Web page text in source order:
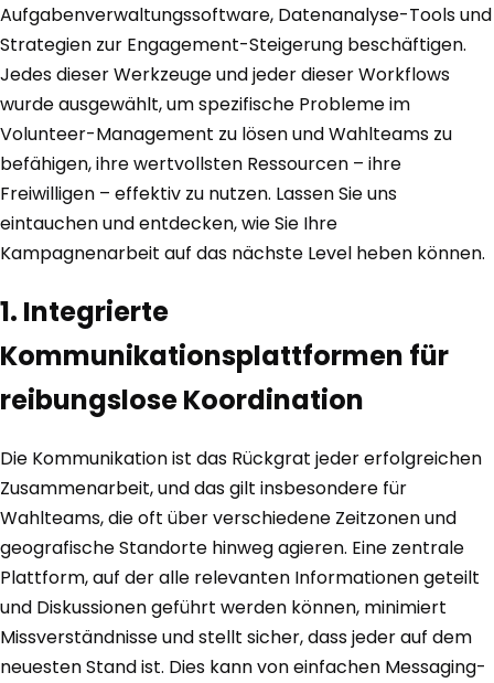
Aufgabenverwaltungssoftware, Datenanalyse-Tools und
Strategien zur Engagement-Steigerung beschäftigen.
Jedes dieser Werkzeuge und jeder dieser Workflows
wurde ausgewählt, um spezifische Probleme im
Volunteer-Management zu lösen und Wahlteams zu
befähigen, ihre wertvollsten Ressourcen – ihre
Freiwilligen – effektiv zu nutzen. Lassen Sie uns
eintauchen und entdecken, wie Sie Ihre
Kampagnenarbeit auf das nächste Level heben können.
1. Integrierte
Kommunikationsplattformen für
reibungslose Koordination
Die Kommunikation ist das Rückgrat jeder erfolgreichen
Zusammenarbeit, und das gilt insbesondere für
Wahlteams, die oft über verschiedene Zeitzonen und
geografische Standorte hinweg agieren. Eine zentrale
Plattform, auf der alle relevanten Informationen geteilt
und Diskussionen geführt werden können, minimiert
Missverständnisse und stellt sicher, dass jeder auf dem
neuesten Stand ist. Dies kann von einfachen Messaging-